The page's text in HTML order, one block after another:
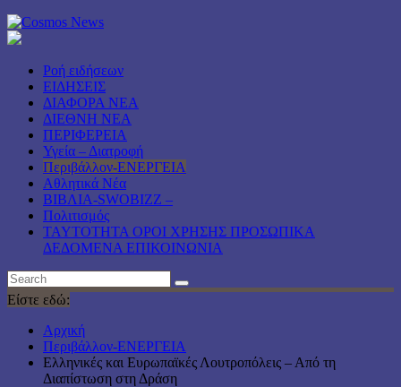
Ροή ειδήσεων
ΕΙΔΗΣΕΙΣ
ΔΙΑΦΟΡΑ ΝΕΑ
ΔΙΕΘΝΗ ΝΕΑ
ΠΕΡΙΦΕΡΕΙΑ
Υγεία – Διατροφή
Περιβάλλον-ΕΝΕΡΓΕΙΑ
Αθλητικά Νέα
ΒΙΒΛΙΑ-SWOBIZZ –
Πολιτισμός
TAYTOTHTA ΟΡΟΙ ΧΡΗΣΗΣ ΠΡΟΣΩΠΙΚΑ
ΔΕΔΟΜΕΝΑ ΕΠΙΚΟΙΝΩΝΙΑ
Είστε εδώ:
Αρχική
Περιβάλλον-ΕΝΕΡΓΕΙΑ
Ελληνικές και Ευρωπαϊκές Λουτροπόλεις – Από τη
Διαπίστωση στη Δράση